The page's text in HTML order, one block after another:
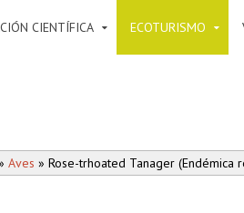
CIENTÍFICA ECOTURISMO
Aves » Rose-trhoated Tanager (Endémica